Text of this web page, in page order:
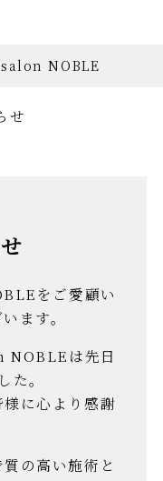
NOBLE
せ
をご愛顧い
ます。
は先日
た。
に心より感謝
の高い施術と